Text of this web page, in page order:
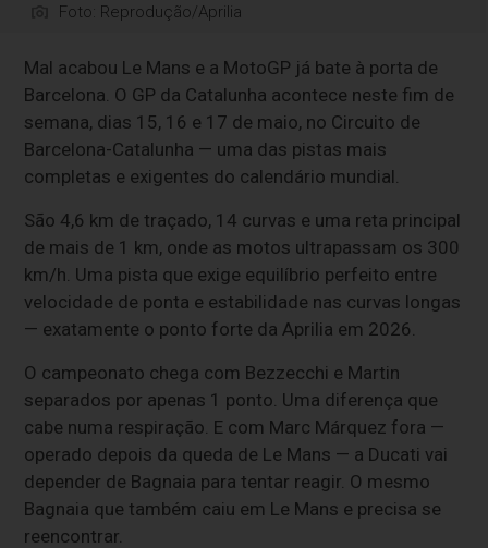
Foto: Reprodução/Aprilia
Mal acabou Le Mans e a MotoGP já bate à porta de
Barcelona. O GP da Catalunha acontece neste fim de
semana, dias 15, 16 e 17 de maio, no Circuito de
Barcelona-Catalunha — uma das pistas mais
completas e exigentes do calendário mundial.
São 4,6 km de traçado, 14 curvas e uma reta principal
de mais de 1 km, onde as motos ultrapassam os 300
km/h. Uma pista que exige equilíbrio perfeito entre
velocidade de ponta e estabilidade nas curvas longas
— exatamente o ponto forte da Aprilia em 2026.
O campeonato chega com Bezzecchi e Martin
separados por apenas 1 ponto. Uma diferença que
cabe numa respiração. E com Marc Márquez fora —
operado depois da queda de Le Mans — a Ducati vai
depender de Bagnaia para tentar reagir. O mesmo
Bagnaia que também caiu em Le Mans e precisa se
reencontrar.